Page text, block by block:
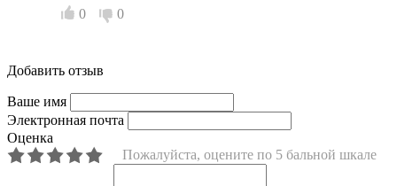
0 0
Добавить отзыв
Ваше имя
Электронная почта
Оценка
Пожалуйста, оцените по 5 бальной шкале